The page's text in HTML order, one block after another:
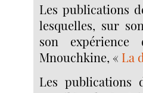
Les publications
lesquelles, sur
son
Mnouchkine, « La
Les publications